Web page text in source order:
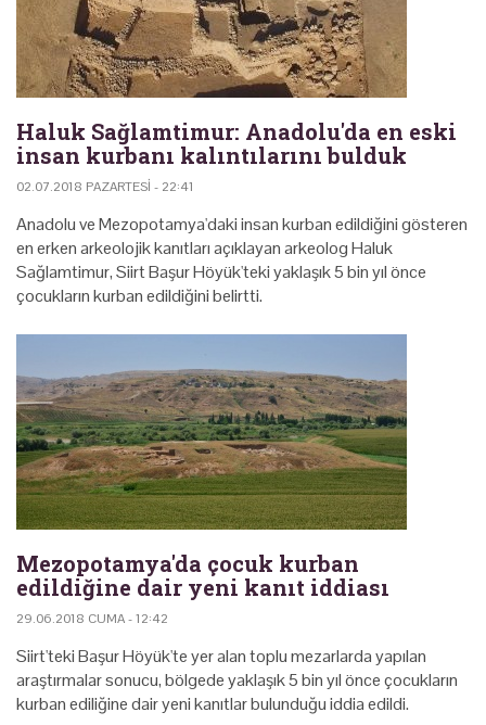
Haluk Sağlamtimur: Anadolu'da en eski
insan kurbanı kalıntılarını bulduk
02.07.2018 PAZARTESI - 22:41
Anadolu ve Mezopotamya'daki insan kurban edildiğini gösteren
en erken arkeolojik kanıtları açıklayan arkeolog Haluk
Sağlamtimur, Siirt Başur Höyük'teki yaklaşık 5 bin yıl önce
çocukların kurban edildiğini belirtti.
Mezopotamya'da çocuk kurban
edildiğine dair yeni kanıt iddiası
29.06.2018 CUMA - 12:42
Siirt'teki Başur Höyük'te yer alan toplu mezarlarda yapılan
araştırmalar sonucu, bölgede yaklaşık 5 bin yıl önce çocukların
kurban ediliğine dair yeni kanıtlar bulunduğu iddia edildi.